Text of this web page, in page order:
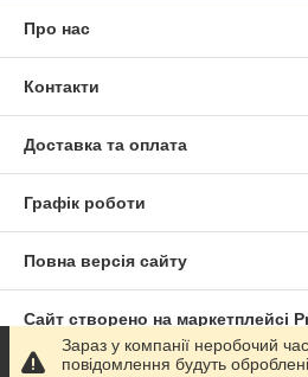
Про нас
Контакти
Доставка та оплата
Графік роботи
Повна версія сайту
Сайт створено на маркетплейсі
Зараз у компанії неробочий
повідомлення будуть